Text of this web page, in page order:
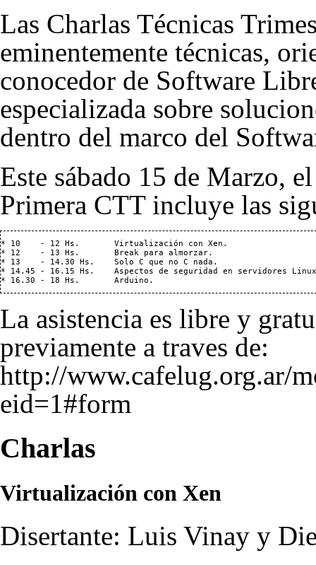
Las Charlas Técnicas
eminentemente técnicas,
conocedor de Software
especializada sobre
dentro del marco del
Este sábado 15 de Marzo,
Primera CTT incluye las
* 10    - 12 Hs.       Virtualización con Xen.
* 12    - 13 Hs.       Break para almorzar.
* 13    - 14.30 Hs.    Solo C que no C nada.
* 14.45 - 16.15 Hs.    Aspectos de seguridad en servidores
La asistencia es libre y
previamente a traves de:
http://www.cafelug.org.ar/
eid=1#form
Charlas
Virtualización con Xen
Disertante: Luis Vinay y